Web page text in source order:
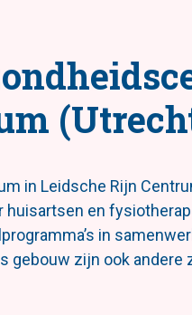
in Leidsche Rijn
en
in
gebouw zijn ook andere